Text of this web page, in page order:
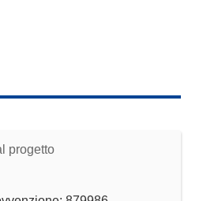
progetto